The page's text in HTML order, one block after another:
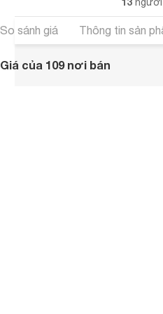
So sánh giá Thông tin sản
Giá của 109 nơi bán